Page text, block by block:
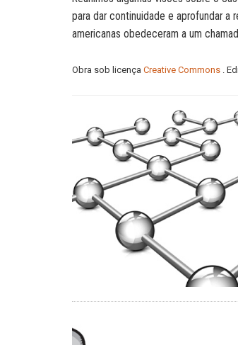
para dar continuidade e aprofundar a
americanas obedeceram a um
Obra sob licença Creative Commons .